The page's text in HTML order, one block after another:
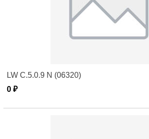
LW C.5.0.9 N (06320)
0 ₽